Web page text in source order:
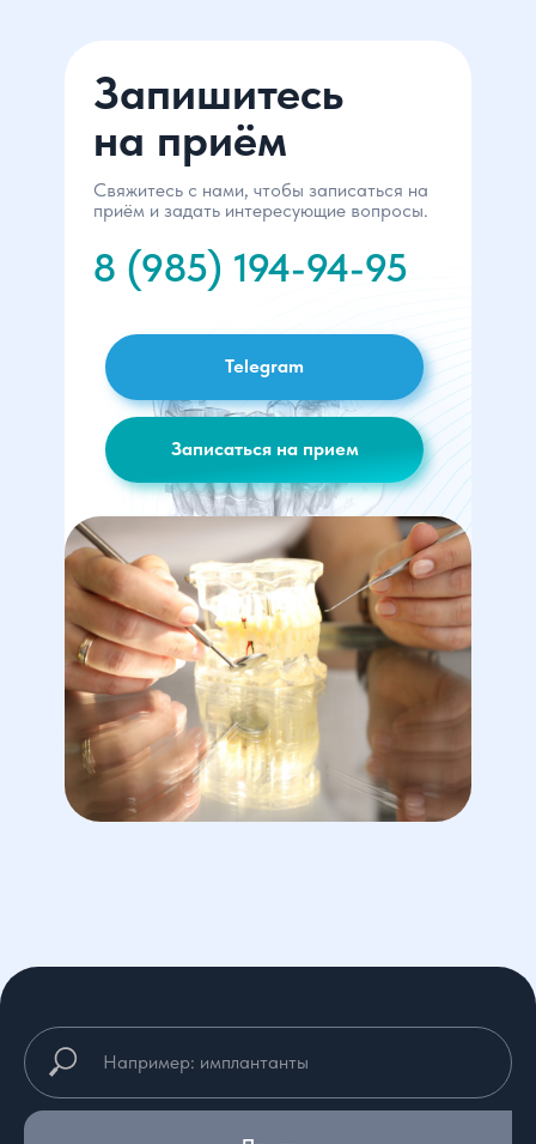
Запишитесь
на приём
Свяжитесь с нами, чтобы записаться на
приём и задать интересующие вопросы.
8 (985) 194-94-95
Telegram
Записаться на прием